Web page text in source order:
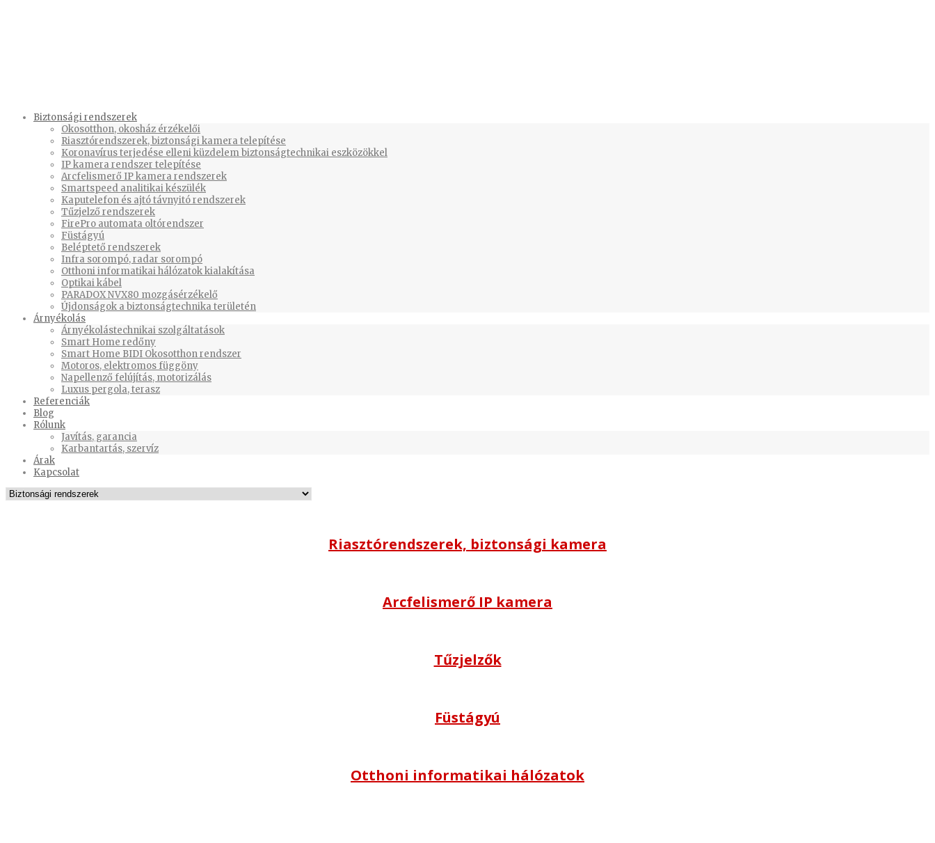
Biztonsági rendszerek
Okosotthon, okosház érzékelői
Riasztórendszerek, biztonsági kamera telepítése
Koronavírus terjedése elleni küzdelem biztonságtechnikai eszközökkel
IP kamera rendszer telepítése
Arcfelismerő IP kamera rendszerek
Smartspeed analitikai készülék
Kaputelefon és ajtó távnyitó rendszerek
Tűzjelző rendszerek
FirePro automata oltórendszer
Füstágyú
Beléptető rendszerek
Infra sorompó, radar sorompó
Otthoni informatikai hálózatok kialakítása
Optikai kábel
PARADOX NVX80 mozgásérzékelő
Újdonságok a biztonságtechnika területén
Árnyékolás
Árnyékolástechnikai szolgáltatások
Smart Home redőny
Smart Home BIDI Okosotthon rendszer
Motoros, elektromos függöny
Napellenző felújítás, motorizálás
Luxus pergola, terasz
Referenciák
Blog
Rólunk
Javítás, garancia
Karbantartás, szervíz
Árak
Kapcsolat
Riasztórendszerek, biztonsági kamera
Arcfelismerő IP kamera
Tűzjelzők
Füstágyú
Otthoni informatikai hálózatok